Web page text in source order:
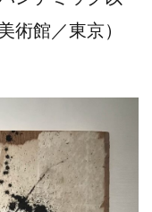
術館／東京）